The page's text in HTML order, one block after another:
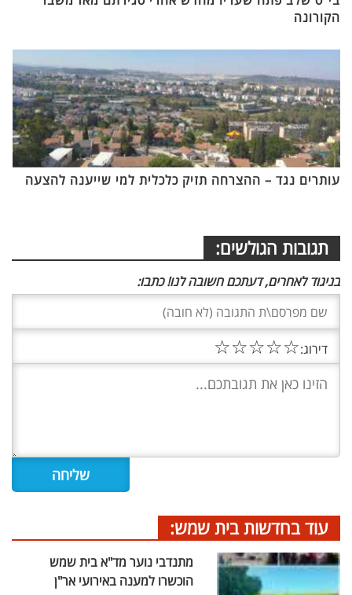
הקורונה
עותרים נגד – ההצרחה תזיק כלכלית למי שייענה להצעה
תגובות הגולשים:
בניגוד לאחרים, דעתכם חשובה לנו! כתבו:
דירוג:☆
☆
☆
☆
☆
עוד בחדשות בית שמש:
מתנדבי נוער מד"א בית שמש
הוכשרו למענה באירועי אר"ן